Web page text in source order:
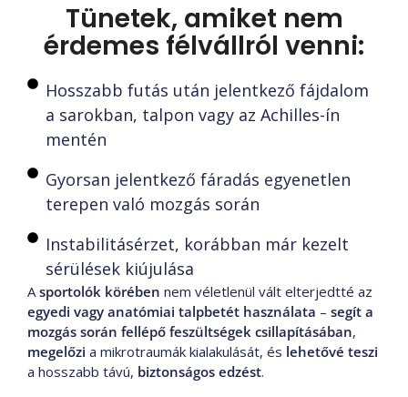
Tünetek, amiket nem
érdemes félvállról venni:
Hosszabb futás után jelentkező fájdalom
a sarokban, talpon vagy az Achilles-ín
mentén
Gyorsan jelentkező fáradás egyenetlen
terepen való mozgás során
Instabilitásérzet, korábban már kezelt
sérülések kiújulása
Asportolók körében nem véletlenül vált elterjedtté az
egyedi vagy anatómiai talpbetét használata – segít a
mozgás során fellépő feszültségek csillapításában,
megelőzi a mikrotraumák kialakulását, és lehetővé teszi
a hosszabb távú, biztonságos edzést.